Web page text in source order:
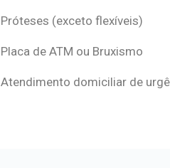
Próteses (exceto flexíveis)
Placa de ATM ou Bruxismo
Atendimento domiciliar de